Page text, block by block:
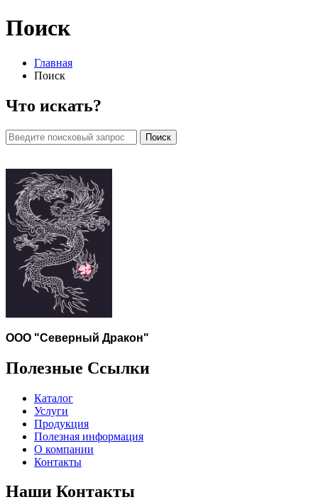
Поиск
Главная
Поиск
Что искать?
Поиск
ООО "Северный Дракон"
Полезные Ссылки
Каталог
Услуги
Продукция
Полезная информация
О компании
Контакты
Наши Контакты